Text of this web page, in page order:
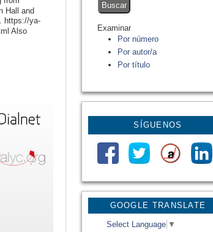
GOOGLE TRANSLATE
Select Language ▼
Examinar
Por número
Por autor/a
Por título
SÍGUENOS
Hall and
https://ya-
Also